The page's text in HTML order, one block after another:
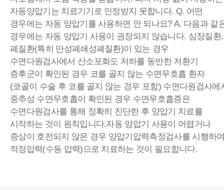
자동양압기는 치료기기로 인정받지 못합니다. Q. 어떤
경우에는 자동 양압기를 사용하면 안 되나요? A. 다음과 같
경우에는 자동 양압기 사용이 권장되지 않습니다. 심장질환,
폐질환(특히 만성폐쇄성폐질환)이 있는 경우
수면다원검사에서 산소포화도 저하를 동반한 저환기
증후군이 확인된 경우 코를 골지 않는 수면무호흡 환자
(코골이 수술 후 코를 골지 않는 경우 포함) 수면다원검사에
중추성 수면무호흡이 확인된 경우 수면무호흡증은
수면다원검사를 통해 정확히 진단한 후 양압기 치료를
시작하는 것이 원칙입니다.자동 양압기 사용이 어렵거나
증상이 호전되지 않은 경우 양압기압력측정검사를 시행하
적정압력(수동 압력)으로 치료하는 것이 필요합니다.